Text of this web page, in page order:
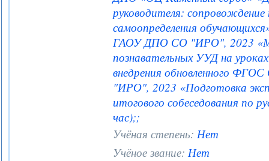
руководителя: сопровождение
самоопределения
ГАОУ ДПО СО "ИРО", 2023
познавательных УУД на уроках
внедрения обновленного
"ИРО", 2023 «Подготовка
итогового собеседования по
час);;
Учёная степень: Нет
Учёное звание: Нет